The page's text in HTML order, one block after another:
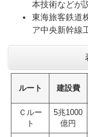
本技術などが
東海旅客鉄道
ア中央新幹線
ルート 建設費
Ｃルー
ト
5兆1000
億円